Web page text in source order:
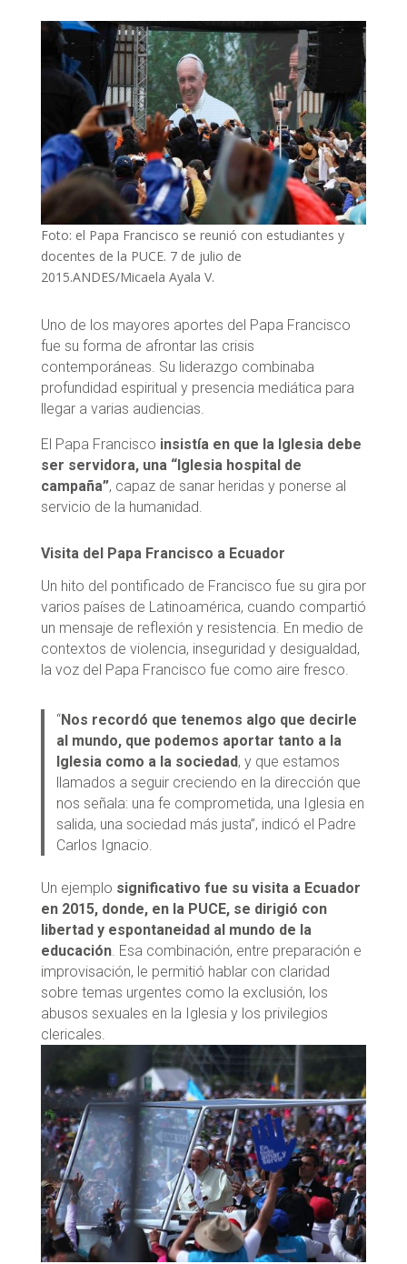
Foto: el Papa Francisco se reunió con estudiantes y
docentes de la PUCE. 7 de julio de
2015.ANDES/Micaela Ayala V.
Uno de los mayores aportes del Papa Francisco
fue su forma de afrontar las crisis
contemporáneas. Su liderazgo combinaba
profundidad espiritual y presencia mediática para
llegar a varias audiencias.
El Papa Francisco insistía en que la Iglesia debe
ser servidora, una “Iglesia hospital de
campaña”, capaz de sanar heridas y ponerse al
servicio de la humanidad.
Visita del Papa Francisco a Ecuador
Un hito del pontificado de Francisco fue su gira por
varios países de Latinoamérica, cuando compartió
un mensaje de reflexión y resistencia. En medio de
contextos de violencia, inseguridad y desigualdad,
la voz del Papa Francisco fue como aire fresco.
“Nos recordó que tenemos algo que decirle
al mundo, que podemos aportar tanto a la
Iglesia como a la sociedad, y que estamos
llamados a seguir creciendo en la dirección que
nos señala: una fe comprometida, una Iglesia en
salida, una sociedad más justa”, indicó el Padre
Carlos Ignacio.
Un ejemplo significativo fue su visita a Ecuador
en 2015, donde, en la PUCE, se dirigió con
libertad y espontaneidad al mundo de la
educación. Esa combinación, entre preparación e
improvisación, le permitió hablar con claridad
sobre temas urgentes como la exclusión, los
abusos sexuales en la Iglesia y los privilegios
clericales.